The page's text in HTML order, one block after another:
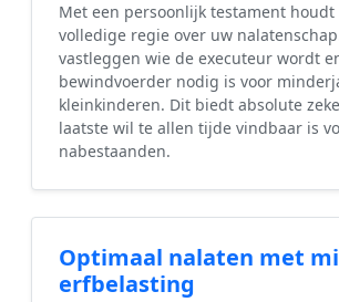
Met een persoonlijk testament houdt
volledige regie over uw
vastleggen wie de executeur wordt
bewindvoerder nodig is voor
kleinkinderen. Dit biedt absolute
laatste wil te allen tijde vindbaar is
nabestaanden.
Optimaal nalaten met
erfbelasting